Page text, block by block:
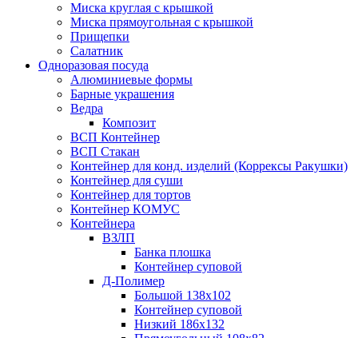
Миска круглая с крышкой
Миска прямоугольная с крышкой
Прищепки
Салатник
Одноразовая посуда
Алюминиевые формы
Барные украшения
Ведра
Композит
ВСП Контейнер
ВСП Стакан
Контейнер для конд. изделий (Коррексы Ракушки)
Контейнер для суши
Контейнер для тортов
Контейнер КОМУС
Контейнера
ВЗЛП
Банка плошка
Контейнер суповой
Д-Полимер
Большой 138х102
Контейнер суповой
Низкий 186х132